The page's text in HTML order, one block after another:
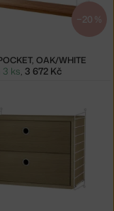
−20 %
OAK/WHITE
3 ks, 3 672 Kč